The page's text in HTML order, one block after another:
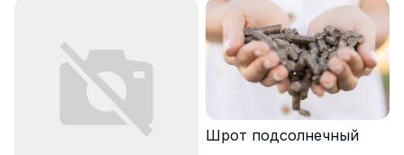
Шрот подсолнечный